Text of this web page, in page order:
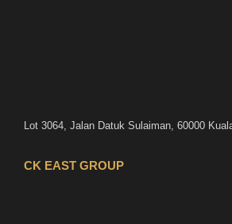
Lot 3064, Jalan Datuk Sulaiman, 60000
CK EAST GROUP